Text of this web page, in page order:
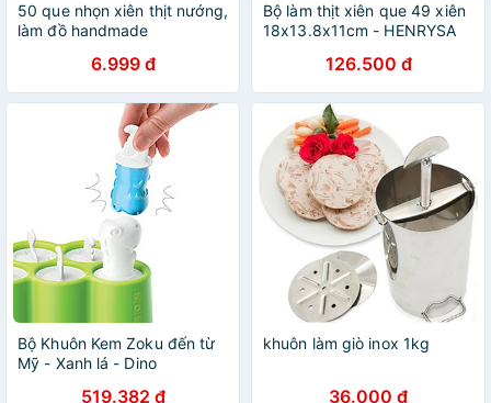
50 que nhọn xiên thịt nướng,
làm đồ handmade
6.999 đ
Bộ làm thịt xiên que 49 xiên
18x13.8x11cm - HENRYSA
126.500 đ
Bộ Khuôn Kem Zoku đến từ
Mỹ - Xanh lá - Dino
519.382 đ
khuôn làm giò inox 1kg
36.000 đ